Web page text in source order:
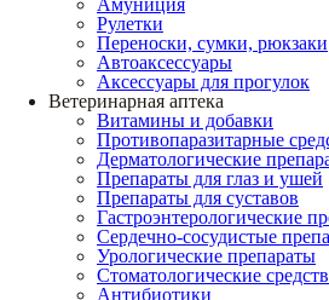
Амуниция
Рулетки
Переноски, сумки, рюкзаки
Автоаксессуары
Аксессуары для прогулок
Ветеринарная аптека
Витамины и добавки
Противопаразитарные
Дерматологические
Препараты для глаз и ушей
Препараты для суставов
Гастроэнтерологические
Сердечно-сосудистые
Урологические препараты
Стоматологические
Антибиотики